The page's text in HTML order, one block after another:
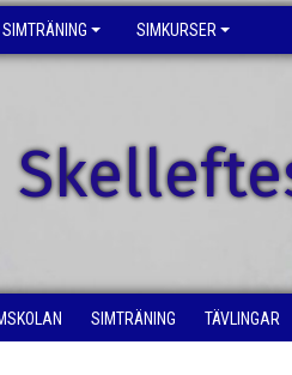
SIMTRÄNING SIMKURSER
SIMTRÄNING TÄVLINGAR